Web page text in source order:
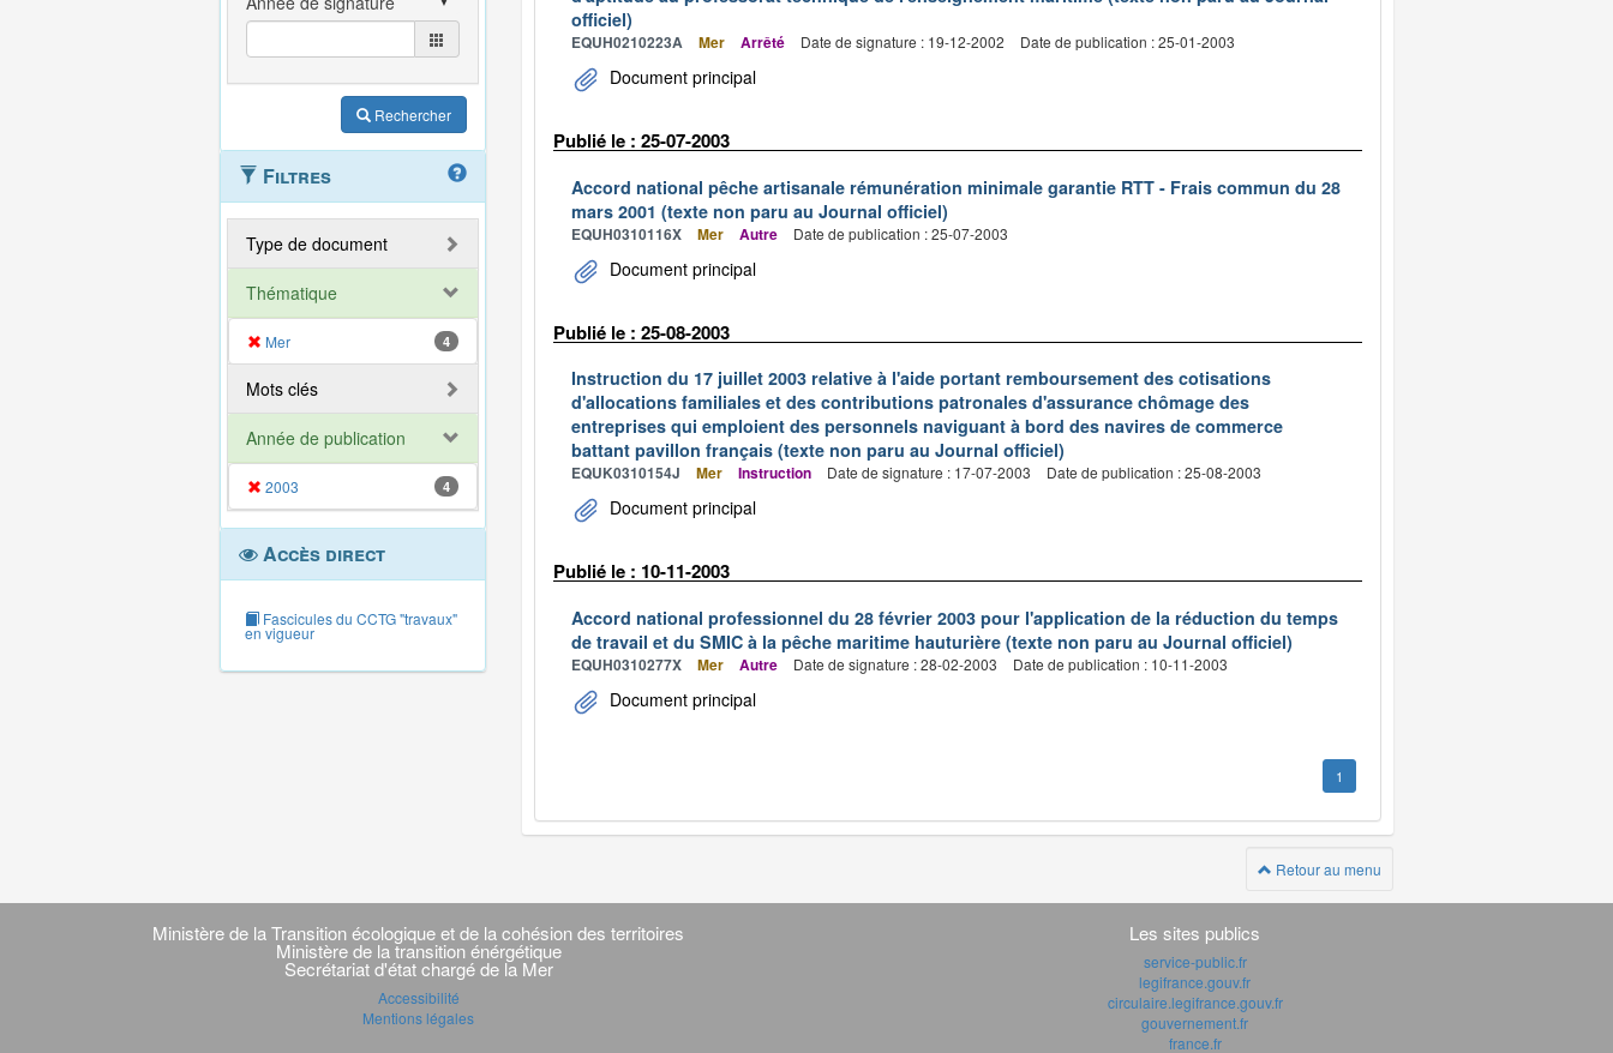
Rechercher
Filtres
Type de document
Thématique
Mer 4
Mots clés
Année de publication
2003 4
Accès direct
Fascicules du CCTG "travaux"
en vigueur
officiel)
EQUH0210223A Mer Arrêté Date de signature : 19-12-2002 Date de publication : 25-01-2003
Document principal
Publié le : 25-07-2003
Accord national pêche artisanale rémunération minimale garantie RTT - Frais commun du 28
mars 2001 (texte non paru au Journal officiel)
EQUH0310116X Mer Autre Date de publication : 25-07-2003
Document principal
Publié le : 25-08-2003
Instruction du 17 juillet 2003 relative à l'aide portant remboursement des cotisations
d'allocations familiales et des contributions patronales d'assurance chômage des
entreprises qui emploient des personnels naviguant à bord des navires de commerce
battant pavillon français (texte non paru au Journal officiel)
EQUK0310154J Mer Instruction Date de signature : 17-07-2003 Date de publication : 25-08-2003
Document principal
Publié le : 10-11-2003
Accord national professionnel du 28 février 2003 pour l'application de la réduction du temps
de travail et du SMIC à la pêche maritime hauturière (texte non paru au Journal officiel)
EQUH0310277X Mer Autre Date de signature : 28-02-2003 Date de publication : 10-11-2003
Document principal
1
Retour au menu
Navigation
transverseMinistère de la Transition écologique et de la cohésion des territoires
Ministère de la transition énérgétique
Secrétariat d'état chargé de la Mer
Accessibilité
Mentions légales
Les sites publics
service-public.fr
legifrance.gouv.fr
circulaire.legifrance.gouv.fr
gouvernement.fr
france.fr